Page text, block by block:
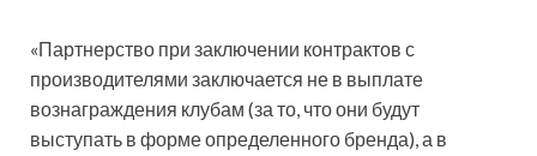
«Партнерство при заключении контрактов с
производителями заключается не в выплате
вознаграждения клубам (за то, что они будут
выступать в форме определенного бренда), а в